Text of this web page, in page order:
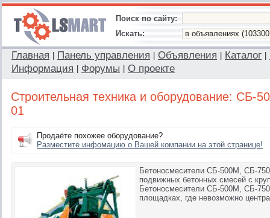
Поиск по сайту:
Искать:
Главная Панель управления Объявления Каталог
Информация
Форумы О проекте
Строительная техника и оборудование: СБ-
01
Продаёте похожее оборудование?
Разместите инфомацию о Вашей компании на этой странице!
Бетоносмесители СБ-500М, СБ-
подвижных бетонных смесей с
Бетоносмесители СБ-500М, СБ-
площадках, где невозможно